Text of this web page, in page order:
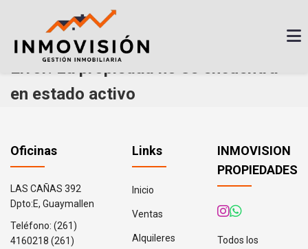
Error: La propiedad no se encuentra
en estado activo
Oficinas
LAS CAÑAS 392
Dpto:E, Guaymallen
Teléfono: (261)
4160218 (261)
Links
Inicio
Ventas
Alquileres
INMOVISION
PROPIEDADES
Todos los